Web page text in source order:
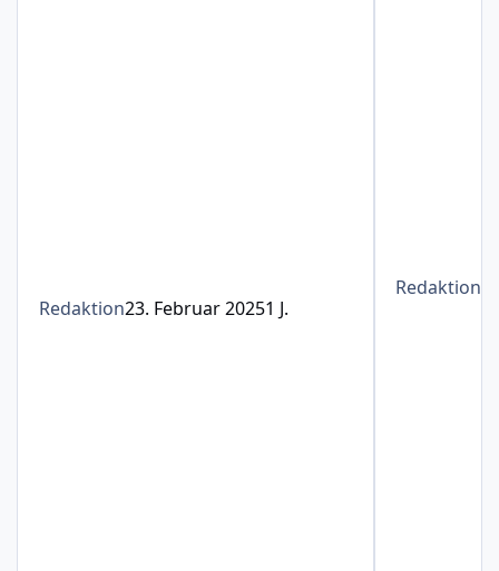
Redaktion23. Februar 20251 J.
Redaktion